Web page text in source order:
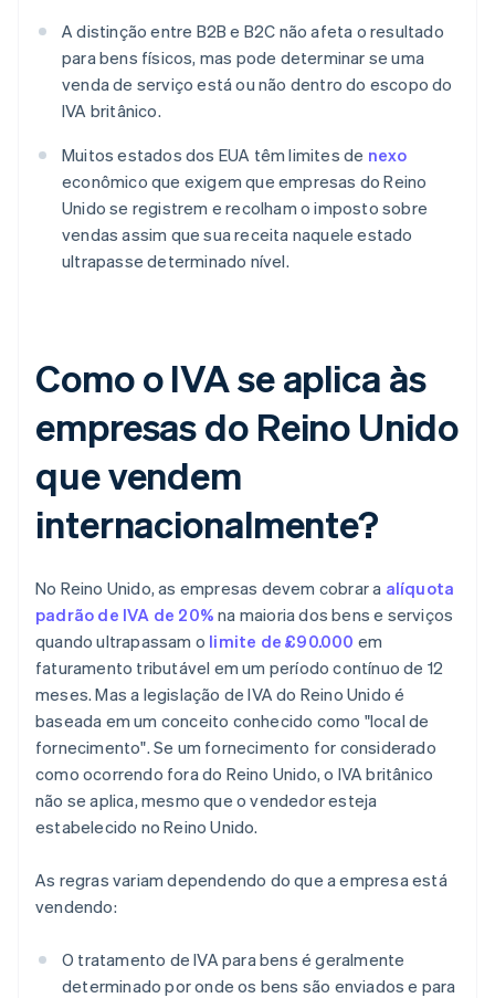
A distinção entre B2B e B2C não afeta o resultado
para bens físicos, mas pode determinar se uma
venda de serviço está ou não dentro do escopo do
IVA britânico.
Muitos estados dos EUA têm limites de nexo
econômico que exigem que empresas do Reino
Unido se registrem e recolham o imposto sobre
vendas assim que sua receita naquele estado
ultrapasse determinado nível.
Como o IVA se aplica às
empresas do Reino Unido
que vendem
internacionalmente?
No Reino Unido, as empresas devem cobrar a alíquota
padrão de IVA de 20% na maioria dos bens e serviços
quando ultrapassam o limite de £90.000 em
faturamento tributável em um período contínuo de 12
meses. Mas a legislação de IVA do Reino Unido é
baseada em um conceito conhecido como "local de
fornecimento". Se um fornecimento for considerado
como ocorrendo fora do Reino Unido, o IVA britânico
não se aplica, mesmo que o vendedor esteja
estabelecido no Reino Unido.
As regras variam dependendo do que a empresa está
vendendo:
O tratamento de IVA para bens é geralmente
determinado por onde os bens são enviados e para